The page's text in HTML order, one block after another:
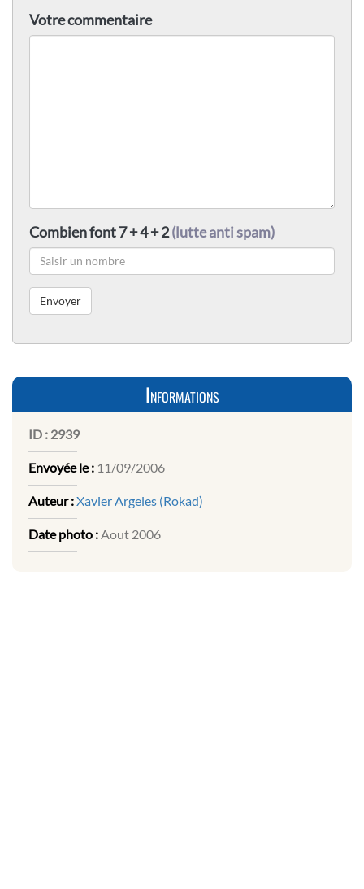
Votre commentaire
Combien font 7 + 4 + 2(lutte anti spam)
Informations
ID : 2939
Envoyée le : 11/09/2006
Auteur :Xavier Argeles (Rokad)
Date photo : Aout 2006